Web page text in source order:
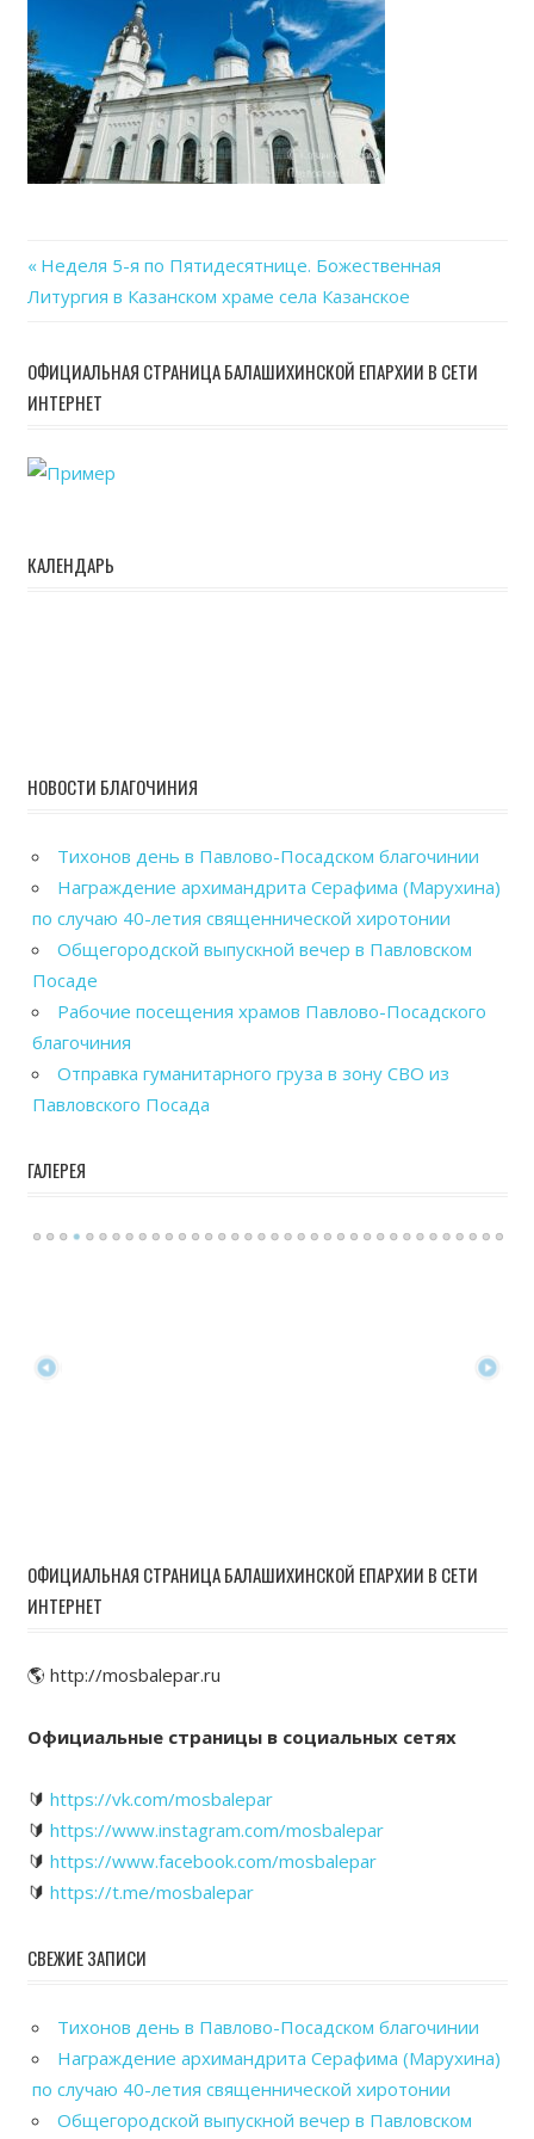
Навигация
записям
Previous
Post:
Неделя 5-я по Пятидесятнице. Божественная
Литургия в Казанском храме села Казанское
ОФИЦИАЛЬНАЯ СТРАНИЦА БАЛАШИХИНСКОЙ ЕПАРХИИ В СЕТИ
ИНТЕРНЕТ
КАЛЕНДАРЬ
НОВОСТИ БЛАГОЧИНИЯ
Тихонов день в Павлово-Посадском благочинии
Награждение архимандрита Серафима (Марухина)
по случаю 40-летия священнической хиротонии
Общегородской выпускной вечер в Павловском
Посаде
Рабочие посещения храмов Павлово-Посадского
благочиния
Отправка гуманитарного груза в зону СВО из
Павловского Посада
ГАЛЕРЕЯ
ОФИЦИАЛЬНАЯ СТРАНИЦА БАЛАШИХИНСКОЙ ЕПАРХИИ В СЕТИ
ИНТЕРНЕТ
🌎 http://mosbalepar.ru
Официальные страницы в социальных сетях
🔰 https://vk.com/mosbalepar
🔰 https://www.instagram.com/mosbalepar
🔰 https://www.facebook.com/mosbalepar
🔰 https://t.me/mosbalepar
СВЕЖИЕ ЗАПИСИ
Тихонов день в Павлово-Посадском благочинии
Награждение архимандрита Серафима (Марухина)
по случаю 40-летия священнической хиротонии
Общегородской выпускной вечер в Павловском